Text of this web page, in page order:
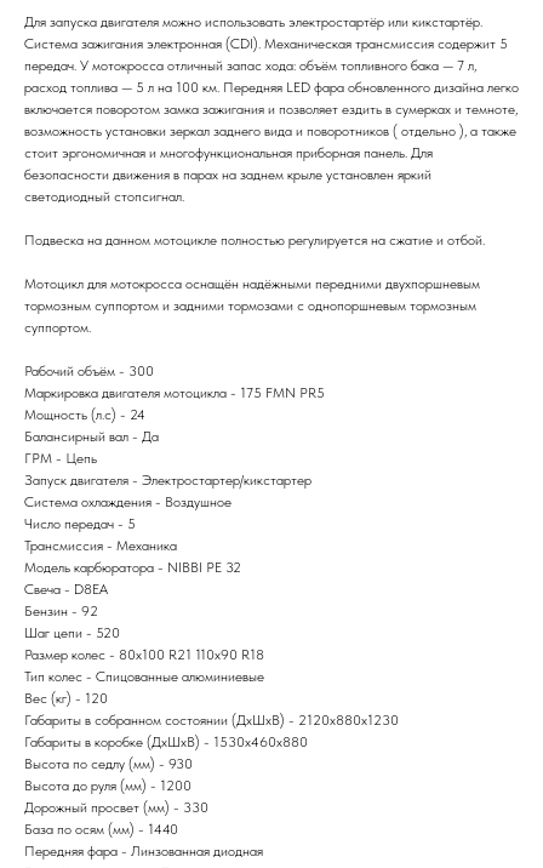
Для запуска двигателя можно использовать электростартёр или кикстартёр.
Система зажигания электронная (CDI). Механическая трансмиссия содержит 5
передач. У мотокросса отличный запас хода: объём топливного бака — 7 л,
расход топлива — 5 л на 100 км. Передняя LED фара обновленного дизайна легко
включается поворотом замка зажигания и позволяет ездить в сумерках и темноте,
возможность установки зеркал заднего вида и поворотников ( отдельно ), а также
стоит эргономичная и многофункциональная приборная панель. Для
безопасности движения в парах на заднем крыле установлен яркий
светодиодный стопсигнал.
Подвеска на данном мотоцикле полностью регулируется на сжатие и отбой.
Мотоцикл для мотокросса оснащён надёжными передними двухпоршневым
тормозным суппортом и задними тормозами с однопоршневым тормозным
суппортом.
Рабочий объём - 300
Маркировка двигателя мотоцикла - 175 FMN PR5
Мощность (л.с) - 24
Балансирный вал - Да
ГРМ - Цепь
Запуск двигателя - Электростартер/кикстартер
Система охлаждения - Воздушное
Число передач - 5
Трансмиссия - Механика
Модель карбюратора - NIBBI PE 32
Свеча - D8EA
Бензин - 92
Шаг цепи - 520
Размер колес - 80х100 R21 110х90 R18
Тип колес - Спицованные алюминиевые
Вес (кг) - 120
Габариты в собранном состоянии (ДхШхВ) - 2120x880x1230
Габариты в коробке (ДхШхВ) - 1530х460х880
Высота по седлу (мм) - 930
Высота до руля (мм) - 1200
Дорожный просвет (мм) - 330
База по осям (мм) - 1440
Передняя фара - Линзованная диодная